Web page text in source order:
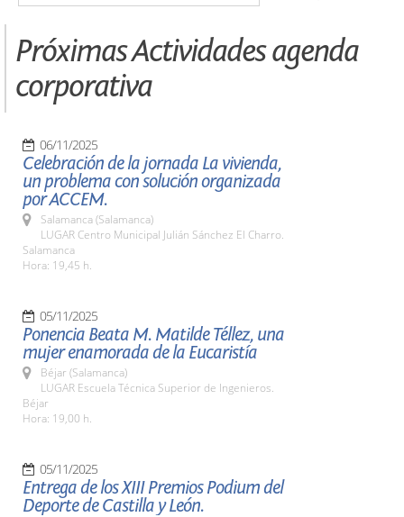
Próximas Actividades agenda
corporativa
06/11/2025
Celebración de la jornada La vivienda,
un problema con solución organizada
por ACCEM.
Salamanca (Salamanca)
LUGAR Centro Municipal Julián Sánchez El Charro.
Salamanca
Hora: 19,45 h.
05/11/2025
Ponencia Beata M. Matilde Téllez, una
mujer enamorada de la Eucaristía
Béjar (Salamanca)
LUGAR Escuela Técnica Superior de Ingenieros.
Béjar
Hora: 19,00 h.
05/11/2025
Entrega de los XIII Premios Podium del
Deporte de Castilla y León.